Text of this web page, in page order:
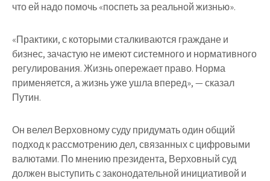
что ей надо помочь «поспеть за реальной жизнью».
«Практики, с которыми сталкиваются граждане и
бизнес, зачастую не имеют системного и нормативного
регулирования. Жизнь опережает право. Норма
применяется, а жизнь уже ушла вперед», — сказал
Путин.
Он велел Верховному суду придумать один общий
подход к рассмотрению дел, связанных с цифровыми
валютами. По мнению президента, Верховный суд
должен выступить с законодательной инициативой и